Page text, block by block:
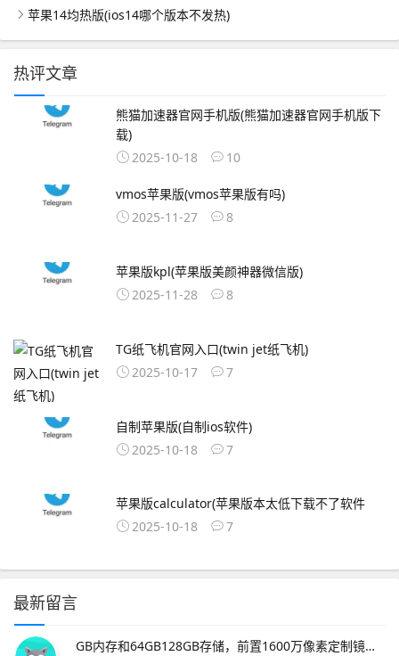
苹果14均热版(ios14哪个版本不发热)
热评文章
熊猫加速器官网手机版(熊猫加速器官网手机版下
载)
2025-10-18
10
vmos苹果版(vmos苹果版有吗)
2025-11-27
8
苹果版kpl(苹果版美颜神器微信版)
2025-11-28
8
TG纸飞机官网入口(twin jet纸飞机)
2025-10-17
7
自制苹果版(自制ios软件)
2025-10-18
7
苹果版calculator(苹果版本太低下载不了软件
2025-10-18
7
最新留言
GB内存和64GB128GB存储，前置1600万像素定制镜头，电池容量为4000mAh这款新机的上市将进一步丰富魅族的产品线，满足更多消费者。2、一下载OurPlay 步骤首先，你需要在魅族16xs手机上访